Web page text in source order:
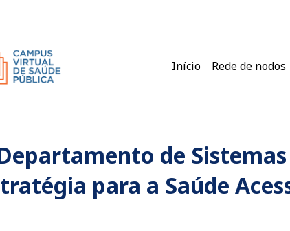
Navegação
Início Rede de nodos
de Sistemas
para a Saúde